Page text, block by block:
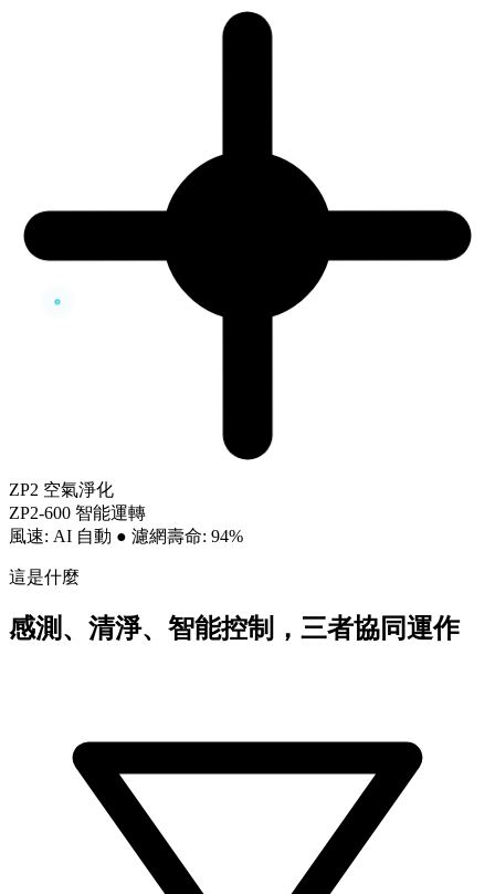
ZP2 空氣淨化
ZP2-600 智能運轉
風速: AI 自動 ● 濾網壽命: 94%
這是什麼
感測、清淨、智能控制，三者協同運作